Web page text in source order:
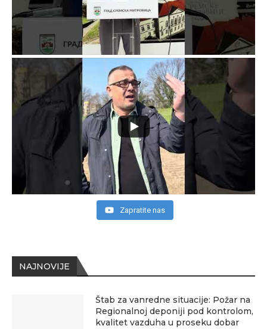
NAJNOVIJE
Štab za vanredne situacije: Požar na
Regionalnoj deponiji pod kontrolom,
kvalitet vazduha u proseku dobar
Zapratite nas